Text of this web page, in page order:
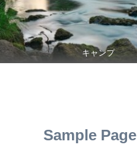
キャンプ
Sample Page